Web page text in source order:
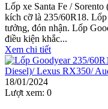
Lốp xe Santa Fe /
kích cỡ là 235/60R18.
tưởng, đón nhận. Lốp
điều kiện khắc...
Xem chi tiết
18/01/2024
Lượt xem: 0